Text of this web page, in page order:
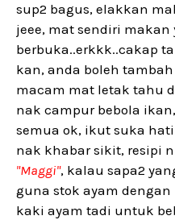
sup2 bagus, elakkan
jeee, mat sendiri makan
berbuka..erkkk..cakap
kan, anda boleh
macam mat letak tahu
nak campur bebola
semua ok, ikut suka hati
nak khabar sikit, resipi
"Maggi", kalau sapa2
guna stok ayam
kaki ayam tadi untuk